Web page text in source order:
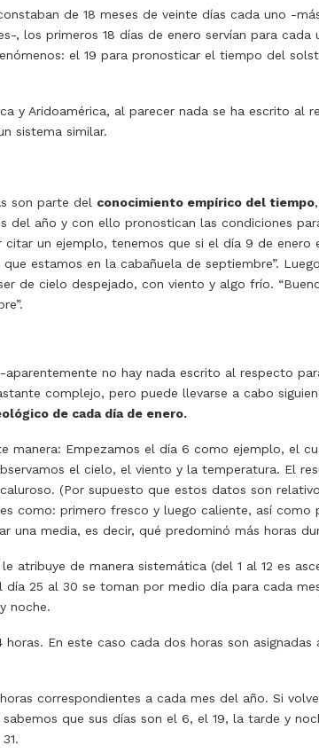
de 18 meses de veinte días cada uno -
, los primeros 18 días de enero servían para cada
el 19 para pronosticar el tiempo del
y Aridoamérica, al parecer nada se ha escrito al
sistema similar.
son parte del conocimiento empírico del tiempo
del año y con ello pronostican las condiciones
citar un ejemplo, tenemos que si el día 9 de enero
estamos en la cabañuela de septiembre”.
de cielo despejado, con viento y algo frío.
no hay nada escrito al respecto
complejo, pero puede llevarse a cabo
de cada día de enero.
manera: Empezamos el día 6 como ejemplo, el
el cielo, el viento y la temperatura. El
(Por supuesto que estos datos son
como: primero fresco y luego caliente, así como
una media, es decir, qué predominó más horas
atribuye de manera sistemática (del 1 al 12 es
día 25 al 30 se toman por medio día para cada
noche.
En este caso cada dos horas son
correspondientes a cada mes del año. Si
que sus días son el 6, el 19, la tarde y